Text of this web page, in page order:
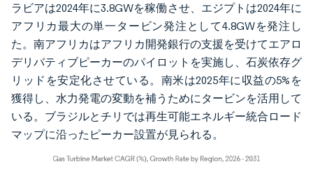
ラビアは2024年に3.8GWを稼働させ、エジプトは2024年に
アフリカ最大の単一タービン発注として4.8GWを発注し
た。南アフリカはアフリカ開発銀行の支援を受けてエアロ
デリバティブピーカーのパイロットを実施し、石炭依存グ
リッドを安定化させている。南米は2025年に収益の5%を
獲得し、水力発電の変動を補うためにタービンを活用して
いる。ブラジルとチリでは再生可能エネルギー統合ロード
マップに沿ったピーカー設置が見られる。